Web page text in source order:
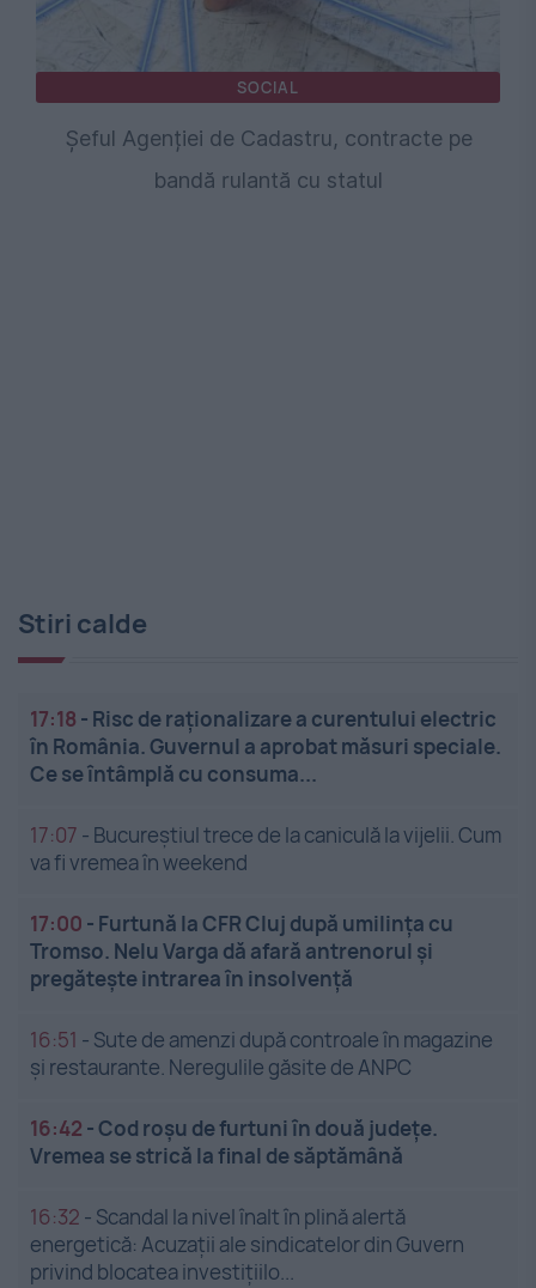
SOCIAL
Șeful Agenției de Cadastru, contracte pe
bandă rulantă cu statul
Stiri calde
17:18 - Risc de raționalizare a curentului electric
în România. Guvernul a aprobat măsuri speciale.
Ce se întâmplă cu consuma...
17:07 - Bucureștiul trece de la caniculă la vijelii. Cum
va fi vremea în weekend
17:00 - Furtună la CFR Cluj după umilința cu
Tromso. Nelu Varga dă afară antrenorul și
pregătește intrarea în insolvență
16:51 - Sute de amenzi după controale în magazine
și restaurante. Neregulile găsite de ANPC
16:42 -Cod roșu de furtuni în două județe.
Vremea se strică la final de săptămână
16:32 - Scandal la nivel înalt în plină alertă
energetică: Acuzații ale sindicatelor din Guvern
privind blocatea investițiilo...